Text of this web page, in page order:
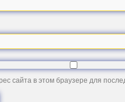
сайта в этом браузере для